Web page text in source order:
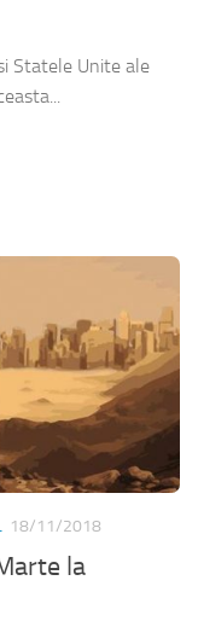
Statele Unite ale
18/11/2018
la